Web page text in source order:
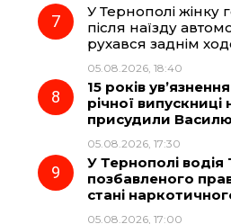
У Тернополі жінку
після наїзду
рухався заднім
05.08.2026, 18:40
15 років
річної
присудили
05.08.2026, 17:30
У Тернополі водія
позбавленого
стані
05.08.2026, 17:00